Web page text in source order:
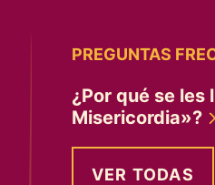
PREGUNTAS
¿Por qué se les
Misericordia»?
VER TODAS